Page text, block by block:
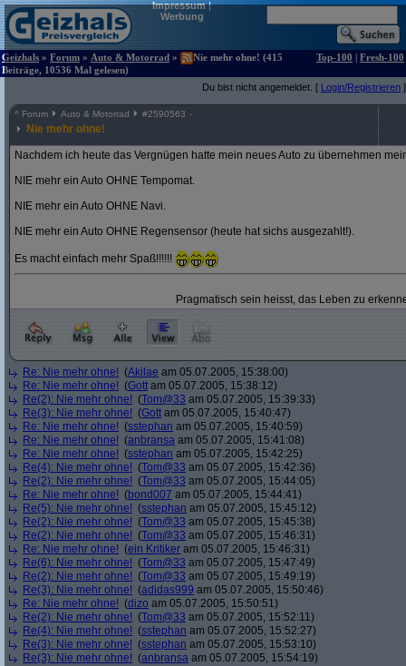
Impressum|
Werbung
Geizhals » Forum » Auto & Motorrad »
Nie mehr ohne! (415
Beiträge, 10536 Mal gelesen)
Top-100 | Fresh-100
Du bist nicht angemeldet. [ Login/Registrieren ]
^ Forum Auto & Motorrad #2590563
Nie mehr ohne!
Nachdem ich heute das Vergnügen hatte mein neues Auto zu übernehmen
NIE mehr ein Auto OHNE Tempomat.
NIE mehr ein Auto OHNE Navi.
NIE mehr ein Auto OHNE Regensensor (heute hat sichs ausgezahlt!).
Es macht einfach mehr Spaß!!!!!!
Pragmatisch sein heisst, das Leben zu
Re: Nie mehr ohne! (Akilae am 05.07.2005, 15:38:00)
Re: Nie mehr ohne! (Gott am 05.07.2005, 15:38:12)
Re(2): Nie mehr ohne! (Tom@33 am 05.07.2005, 15:39:33)
Re(3): Nie mehr ohne! (Gott am 05.07.2005, 15:40:47)
Re: Nie mehr ohne! (sstephan am 05.07.2005, 15:40:59)
Re: Nie mehr ohne! (anbransa am 05.07.2005, 15:41:08)
Re: Nie mehr ohne! (sstephan am 05.07.2005, 15:42:25)
Re(4): Nie mehr ohne! (Tom@33 am 05.07.2005, 15:42:36)
Re(2): Nie mehr ohne! (Tom@33 am 05.07.2005, 15:44:05)
Re: Nie mehr ohne! (bond007 am 05.07.2005, 15:44:41)
Re(5): Nie mehr ohne! (sstephan am 05.07.2005, 15:45:12)
Re(2): Nie mehr ohne! (Tom@33 am 05.07.2005, 15:45:38)
Re(2): Nie mehr ohne! (Tom@33 am 05.07.2005, 15:46:31)
Re: Nie mehr ohne! (ein Kritiker am 05.07.2005, 15:46:31)
Re(6): Nie mehr ohne! (Tom@33 am 05.07.2005, 15:47:49)
Re(2): Nie mehr ohne! (Tom@33 am 05.07.2005, 15:49:19)
Re(3): Nie mehr ohne! (adidas999 am 05.07.2005, 15:50:46)
Re: Nie mehr ohne! (dizo am 05.07.2005, 15:50:51)
Re(2): Nie mehr ohne! (Tom@33 am 05.07.2005, 15:52:11)
Re(4): Nie mehr ohne! (sstephan am 05.07.2005, 15:52:27)
Re(3): Nie mehr ohne! (sstephan am 05.07.2005, 15:53:10)
Re(3): Nie mehr ohne! (anbransa am 05.07.2005, 15:54:19)